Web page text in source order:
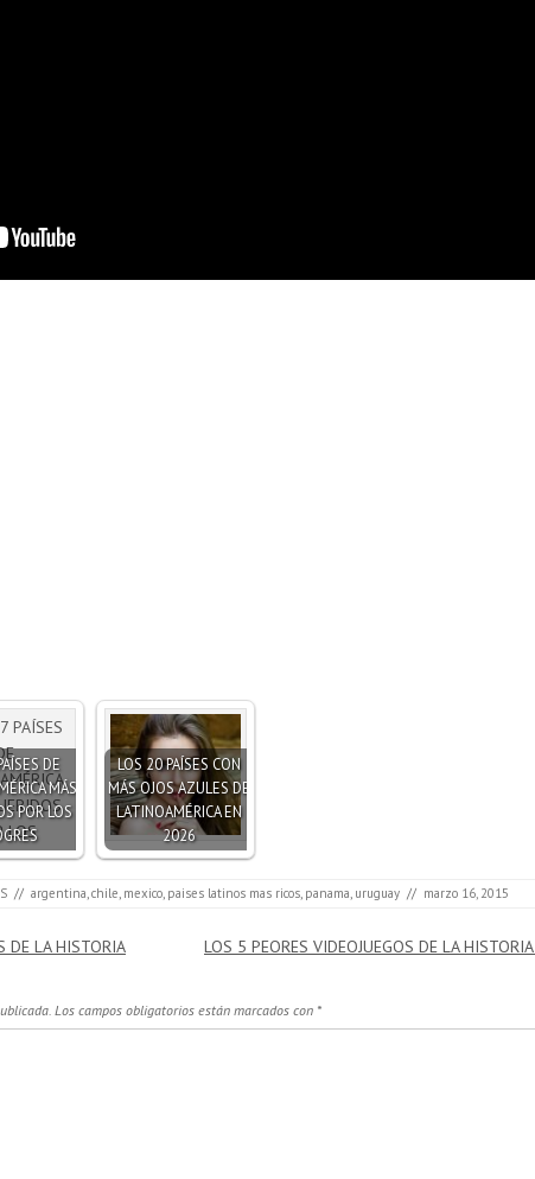
DE
MÁS
POR LOS
LOS 20 PAÍSES CON
MÁS OJOS AZULES DE
LATINOAMÉRICA EN
2026
// argentina chile mexico paises latinos mas ricos panama uruguay // marzo 16, 2015
DE LA HISTORIA LOS 5 PEORES VIDEOJUEGOS DE LA HISTORIA
Los campos obligatorios están marcados con *